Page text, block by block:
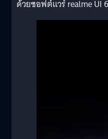
ด้วยซอฟต์แวร์ realme UI 6